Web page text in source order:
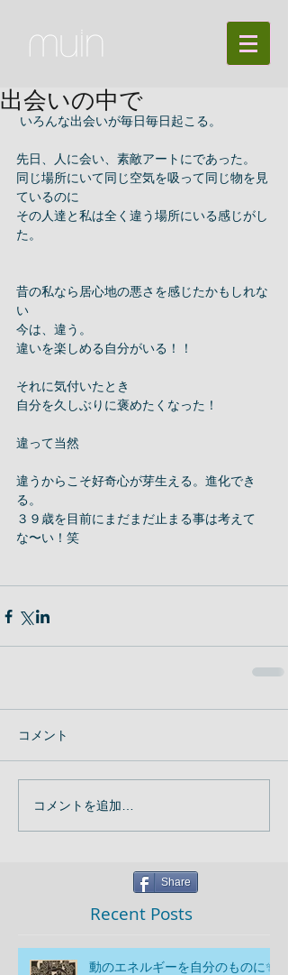
出会いの中で
いろんな出会いが毎日毎日起こる。
先日、人に会い、素敵アートにであった。
同じ場所にいて同じ空気を吸って同じ物を見
ているのに
その人達と私は全く違う場所にいる感じがし
た。
昔の私なら居心地の悪さを感じたかもしれな
い
今は、違う。
違いを楽しめる自分がいる！！
それに気付いたとき
自分を久しぶりに褒めたくなった！
違って当然
違うからこそ好奇心が芽生える。進化でき
る。
３９歳を目前にまだまだ止まる事は考えて
な〜い！笑
コメント
コメントを追加…
Share
Recent Posts
動のエネルギーを自分のものに✨